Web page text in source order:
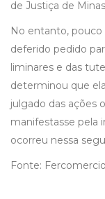
de Justiça de
No entanto, pouco
deferido pedido
liminares e das
determinou que
julgado das ações
manifestasse pela
ocorreu nessa
Fonte: Fercomercio